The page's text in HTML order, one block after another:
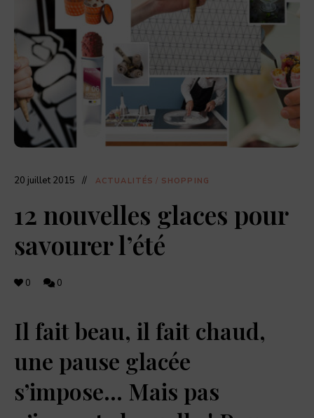
dernières
actualités
food,
adresses
de
restaurants,
coffee
shops,
pâtisseries
à
découvrir.
20 juillet 2015 ACTUALITÉS / SHOPPING
12 nouvelles glaces pour
savourer l’été
0 0
Il fait beau, il fait chaud,
une pause glacée
s’impose… Mais pas